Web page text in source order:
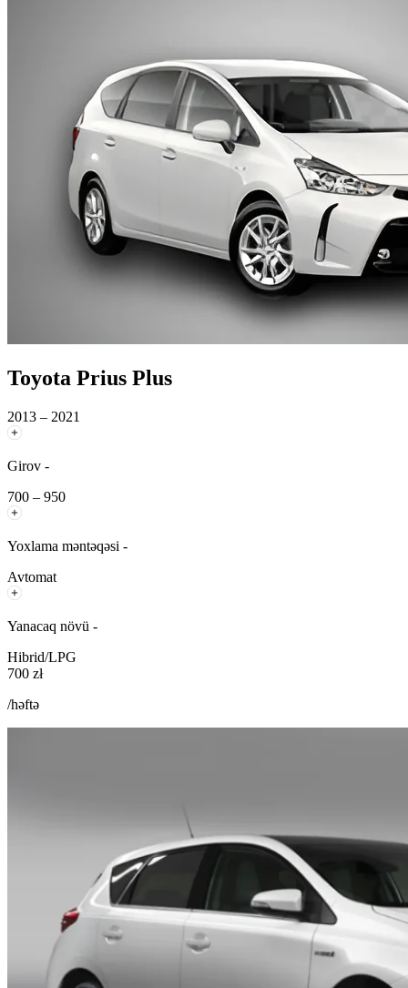
Toyota Prius Plus
2013 – 2021
Girov -
700 – 950
Yoxlama məntəqəsi -
Avtomat
Yanacaq növü -
Hibrid/LPG
700 zł
/həftə